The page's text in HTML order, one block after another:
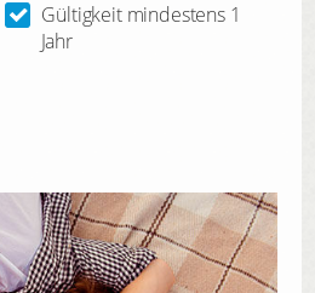
Gültigkeit mindestens 1
Jahr